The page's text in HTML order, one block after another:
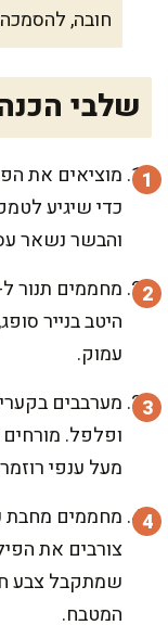
חובה,
שלבי
כדי שיגיע
והבשר נשאר
היטב בנייר
עמוק.
מערבבים
ופלפל.
מעל ענפי
מחממים מחבת
שמתקבל צבע
המטבח.